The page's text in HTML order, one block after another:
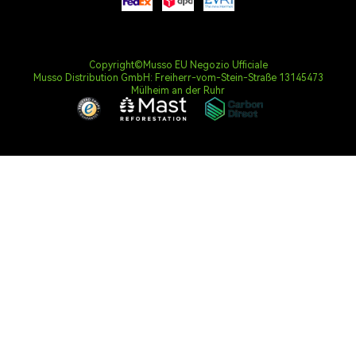
Copyright©Musso EU Negozio Ufficiale
Musso Distribution GmbH: Freiherr-vom-Stein-Straße 13145473
Mülheim an der Ruhr